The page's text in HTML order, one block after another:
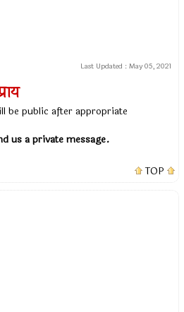
Last Updated : May 05, 2021
be public after appropriate
us a private message.
TOP